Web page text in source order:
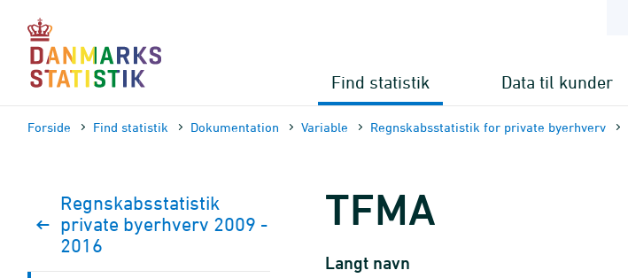
sidens
indhold
Find statistik Data til kunder
Forside Find statistik Dokumen­tation Variable Regnskabsstatistik for private byerhverv
TFMA
Langt navn
Regnskabsstatistik
private byerhverv 2009 -
2016